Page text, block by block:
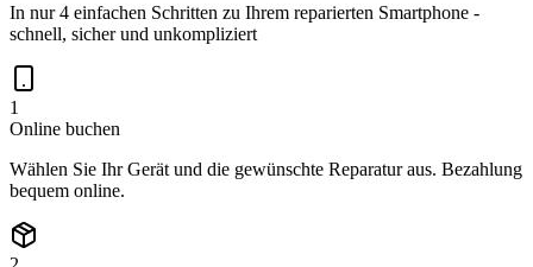
In nur 4 einfachen Schritten zu Ihrem reparierten Smartphone -
schnell, sicher und unkompliziert
1
Online buchen
Wählen Sie Ihr Gerät und die gewünschte Reparatur aus. Bezahlung
bequem online.